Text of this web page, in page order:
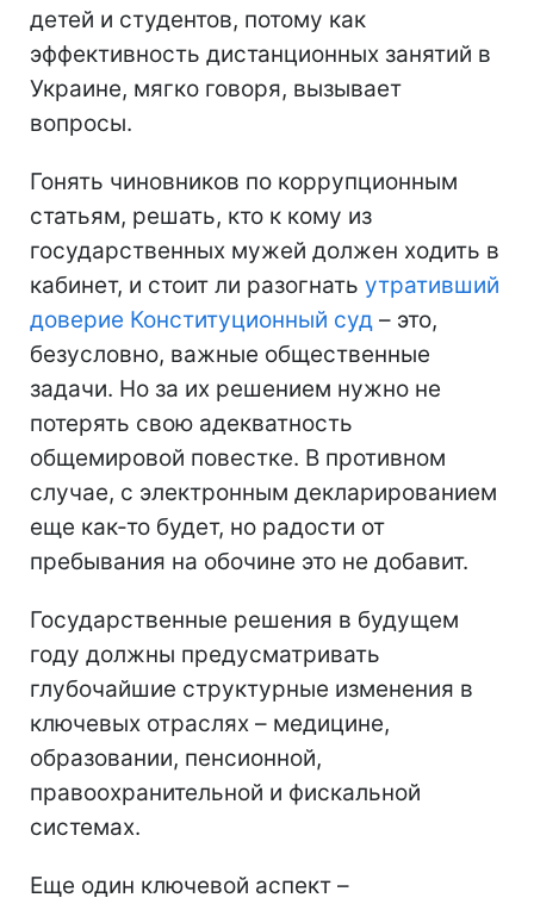
детей и студентов, потому как
эффективность дистанционных занятий в
Украине, мягко говоря, вызывает
вопросы.
Гонять чиновников по коррупционным
статьям, решать, кто к кому из
государственных мужей должен ходить в
кабинет, и стоит ли разогнать утративший
доверие Конституционный суд – это,
безусловно, важные общественные
задачи. Но за их решением нужно не
потерять свою адекватность
общемировой повестке. В противном
случае, с электронным декларированием
еще как-то будет, но радости от
пребывания на обочине это не добавит.
Государственные решения в будущем
году должны предусматривать
глубочайшие структурные изменения в
ключевых отраслях – медицине,
образовании, пенсионной,
правоохранительной и фискальной
системах.
Еще один ключевой аспект –